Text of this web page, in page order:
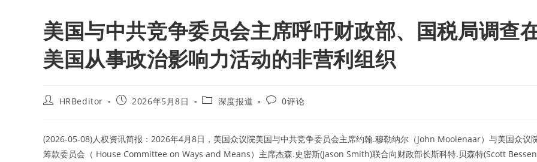
美国与中共竞争委员会主席呼吁财政部、国税局调查
美国从事政治影响力活动的非营利组织
PostHRBeditor
Post2026年5月8日
Post深度报道
Post0评论
(2026-05-08)人权资讯简报：2026年4月8日，美国众议院美国与中共竞争委员会主席约翰.穆勒纳尔（John Moolenaar）与美国众议
筹款委员会（ House Committee on Ways and Means）主席杰森.史密斯(Jason Smith)联合向财政部长斯科特.贝森特(Scott